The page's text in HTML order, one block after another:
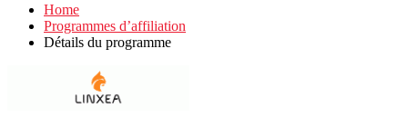
Home
Programmes d’affiliation
Détails du programme